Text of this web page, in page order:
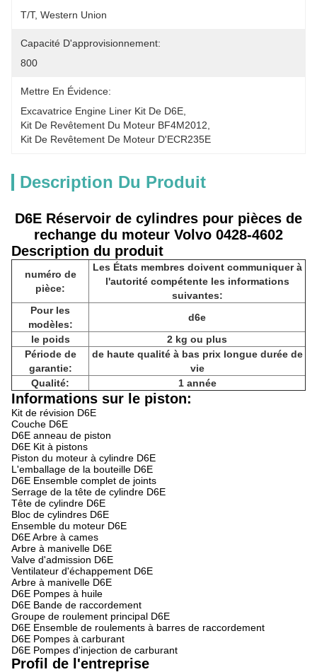
T/T, Western Union
Capacité D'approvisionnement:
800
Mettre En Évidence:
Excavatrice Engine Liner Kit De D6E
Kit De Revêtement Du Moteur BF4M2012
Kit De Revêtement De Moteur D'ECR235E
Description Du Produit
D6E Réservoir de cylindres pour pièces de
rechange du moteur Volvo 0428-4602
Description du produit
numéro de
pièce:
Les États membres doivent communiquer à
l'autorité compétente les informations
suivantes:
Pour les
modèles:
d6e
le poids
2 kg ou plus
Période de
garantie:
de haute qualité à bas prix longue durée de
vie
Qualité:
1 année
Informations sur le piston:
Kit de révision D6E
Couche D6E
D6E anneau de piston
D6E Kit à pistons
Piston du moteur à cylindre D6E
L'emballage de la bouteille D6E
D6E Ensemble complet de joints
Serrage de la tête de cylindre D6E
Tête de cylindre D6E
Bloc de cylindres D6E
Ensemble du moteur D6E
D6E Arbre à cames
Arbre à manivelle D6E
Valve d'admission D6E
Ventilateur d'échappement D6E
Arbre à manivelle D6E
D6E Pompes à huile
D6E Bande de raccordement
Groupe de roulement principal D6E
D6E Ensemble de roulements à barres de raccordement
D6E Pompes à carburant
D6E Pompes d'injection de carburant
Profil de l'entreprise